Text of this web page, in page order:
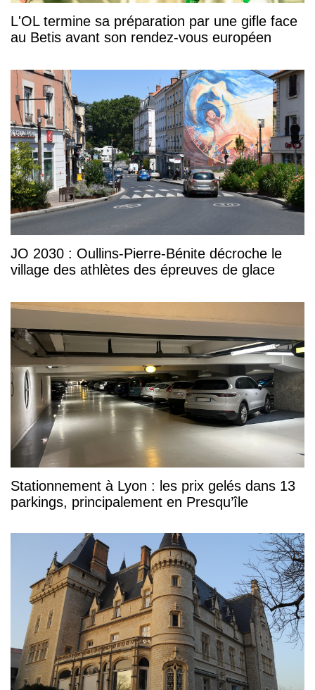
L'OL termine sa préparation par une gifle face
au Betis avant son rendez-vous européen
JO 2030 : Oullins-Pierre-Bénite décroche le
village des athlètes des épreuves de glace
Stationnement à Lyon : les prix gelés dans 13
parkings, principalement en Presqu’île